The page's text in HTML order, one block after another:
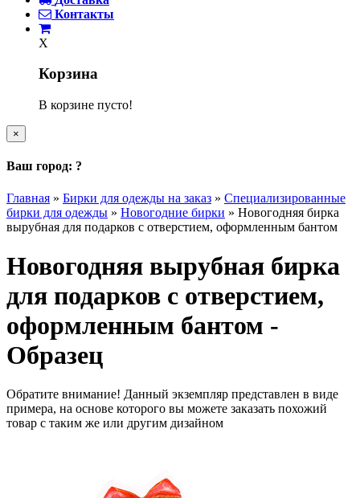
Контакты
X
Корзина
В корзине пусто!
×
Ваш город: ?
Главная » Бирки для одежды на заказ » Специализированные
бирки для одежды » Новогодние бирки » Новогодняя бирка
вырубная для подарков с отверстием, оформленным бантом
Новогодняя вырубная бирка
для подарков с отверстием,
оформленным бантом -
Образец
Обратите внимание! Данный экземпляр представлен в виде
примера, на основе которого вы можете заказать похожий
товар с таким же или другим дизайном